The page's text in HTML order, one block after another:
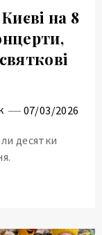
на 8
07/03/2026
десятки